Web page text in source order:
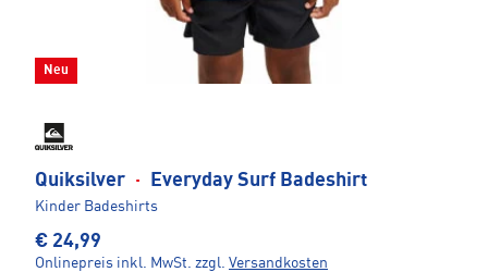
Neu
Quiksilver · Everyday Surf Badeshirt
Kinder Badeshirts
€ 24,99
Onlinepreis inkl. MwSt. zzgl. Versandkosten